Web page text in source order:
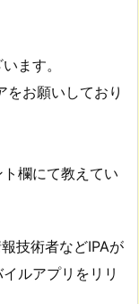
ます。
お願いしており
欄にて教えてい
技術者などIPAが
ルアプリをリリ